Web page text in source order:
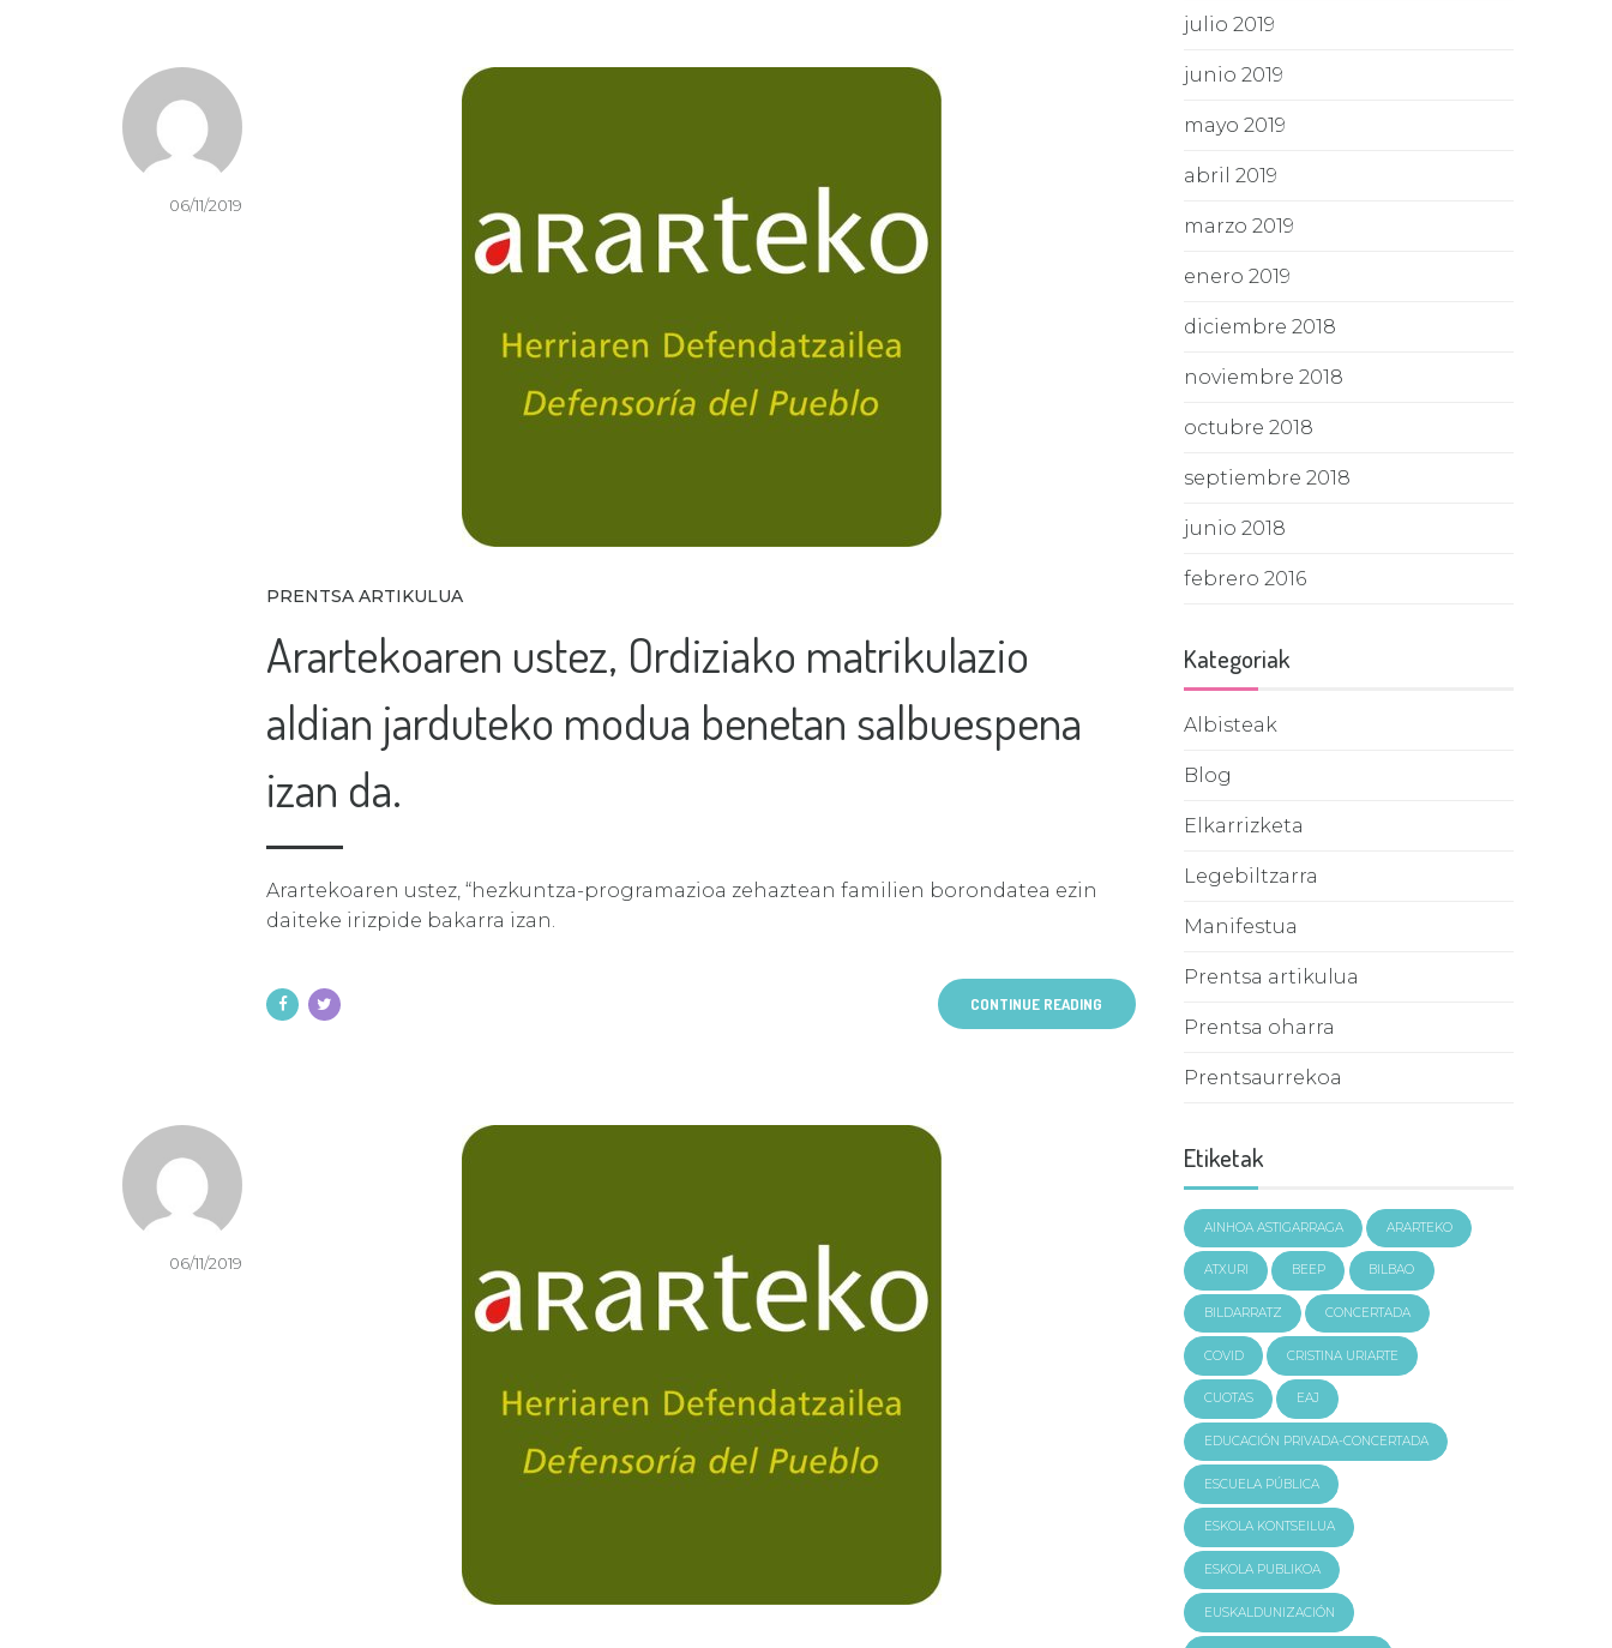
06/11/2019
PRENTSA ARTIKULUA
Arartekoaren ustez, Ordiziako matrikulazio
aldian jarduteko modua benetan salbuespena
izan da.
Arartekoaren ustez, “hezkuntza-programazioa zehaztean familien borondatea ezin
daiteke irizpide bakarra izan.
CONTINUE READING
06/11/2019
julio 2019
junio 2019
mayo 2019
abril 2019
marzo 2019
enero 2019
diciembre 2018
noviembre 2018
octubre 2018
septiembre 2018
junio 2018
febrero 2016
Kategoriak
Albisteak
Blog
Elkarrizketa
Legebiltzarra
Manifestua
Prentsa artikulua
Prentsa oharra
Prentsaurrekoa
Etiketak
AINHOA ASTIGARRAGA ARARTEKO
ATXURI BEEP BILBAO
BILDARRATZ CONCERTADA
COVID CRISTINA URIARTE
CUOTAS EAJ
EDUCACIÓN PRIVADA-CONCERTADA
ESCUELA PÚBLICA
ESKOLA KONTSEILUA
ESKOLA PUBLIKOA
EUSKALDUNIZACIÓN